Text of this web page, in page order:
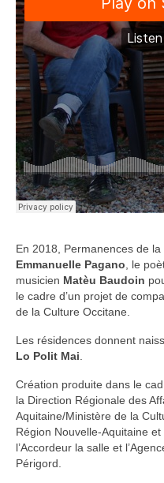
En 2018, Permanences de
Emmanuelle Pagano , le
musicien Matèu Baudoin
le cadre d’un projet de
de la Culture Occitane.
Les résidences donnent
Lo Polit Mai
Création produite dans le
la Direction Régionale des
Aquitaine/Ministère de la
Région Nouvelle-Aquitaine
l’Accordeur la salle et
Périgord.